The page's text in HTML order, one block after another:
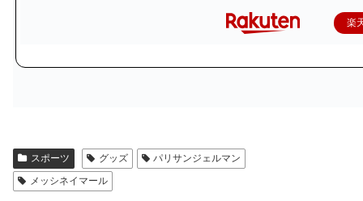
楽
スポーツ グッズ
パリサンジェルマン
メッシネイマール